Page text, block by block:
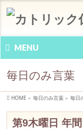
MENU
毎日のみ言葉
HOME » 毎日のみ言葉 » 毎日
第9木曜日 年